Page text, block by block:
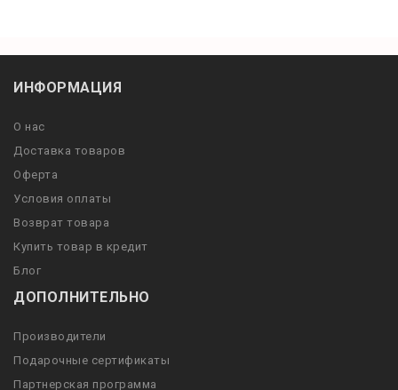
ИНФОРМАЦИЯ
О нас
Доставка товаров
Оферта
Условия оплаты
Возврат товара
Купить товар в кредит
Блог
ДОПОЛНИТЕЛЬНО
Производители
Подарочные сертификаты
Партнерская программа